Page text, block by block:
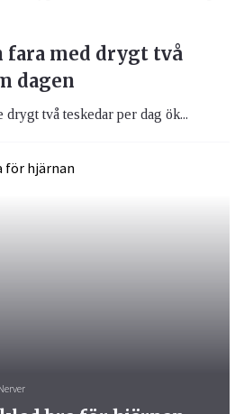
fara med drygt två
dagen
drygt två teskedar per dag ök...